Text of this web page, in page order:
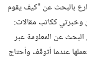
بالبحث عن "كيف يقوم
وخبرتي ككاتب مقالات:
عن المعلومة عبر
عندما أتوقف وأحتاج